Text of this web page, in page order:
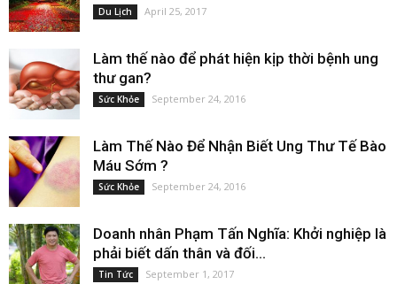
Du Lịch April 25, 2017
Làm thế nào để phát hiện kịp thời bệnh ung
thư gan?
Sức Khỏe September 24, 2016
Làm Thế Nào Để Nhận Biết Ung Thư Tế Bào
Máu Sớm ?
Sức Khỏe September 24, 2016
Doanh nhân Phạm Tấn Nghĩa: Khởi nghiệp là
phải biết dấn thân và đối...
Tin Tức September 1, 2017